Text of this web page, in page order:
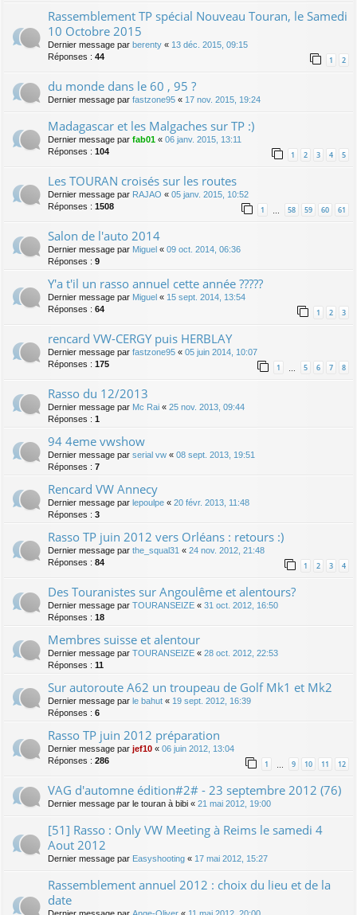
Rassemblement TP spécial Nouveau Touran, le Samedi
10 Octobre 2015
Dernier message par berenty « 13 déc. 2015, 09:15
Réponses : 44 1 2
du monde dans le 60 , 95 ?
Dernier message par fastzone95 « 17 nov. 2015, 19:24
Madagascar et les Malgaches sur TP :)
Dernier message par fab01 « 06 janv. 2015, 13:11
Réponses : 104 1 2 3 4 5
Les TOURAN croisés sur les routes
Dernier message par RAJAO « 05 janv. 2015, 10:52
Réponses : 1508 1 58 59 60 61
Salon de l'auto 2014
Dernier message par Miguel « 09 oct. 2014, 06:36
Réponses : 9
Y'a t'il un rasso annuel cette année ?????
Dernier message par Miguel « 15 sept. 2014, 13:54
Réponses : 64 1 2 3
rencard VW-CERGY puis HERBLAY
Dernier message par fastzone95 « 05 juin 2014, 10:07
Réponses : 175 1 … 5 6 7 8
Rasso du 12/2013
Dernier message par Mc Rai « 25 nov. 2013, 09:44
Réponses : 1
94 4eme vwshow
Dernier message par serial vw « 08 sept. 2013, 19:51
Réponses : 7
Rencard VW Annecy
Dernier message par lepoulpe « 20 févr. 2013, 11:48
Réponses : 3
Rasso TP juin 2012 vers Orléans : retours :)
Dernier message par the_squal31 « 24 nov. 2012, 21:48
Réponses : 84 1 2 3 4
Des Touranistes sur Angoulême et alentours?
Dernier message par TOURANSEIZE « 31 oct. 2012, 16:50
Réponses : 18
Membres suisse et alentour
Dernier message par TOURANSEIZE « 28 oct. 2012, 22:53
Réponses : 11
Sur autoroute A62 un troupeau de Golf Mk1 et Mk2
Dernier message par le bahut « 19 sept. 2012, 16:39
Réponses : 6
Rasso TP juin 2012 préparation
Dernier message par jef10 « 06 juin 2012, 13:04
Réponses : 286 1 … 9 10 11 12
VAG d'automne édition#2# - 23 septembre 2012 (76)
Dernier message par le touran à bibi « 21 mai 2012, 19:00
[51] Rasso : Only VW Meeting à Reims le samedi 4
Aout 2012
Dernier message par Easyshooting « 17 mai 2012, 15:27
Rassemblement annuel 2012 : choix du lieu et de la
date